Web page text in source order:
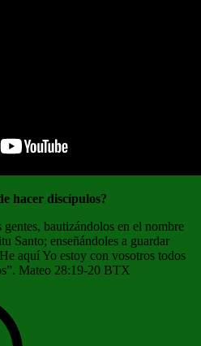
hacer discípulos?
bautizándolos en el nombre
Santo; enseñándoles a guardar
aquí Yo estoy con vosotros todos
Mateo 28:19-20 BTX